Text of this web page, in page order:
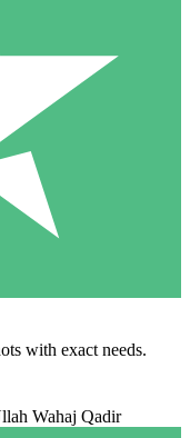
with exact needs.
Wahaj Qadir